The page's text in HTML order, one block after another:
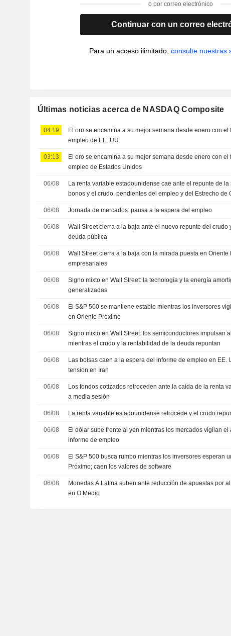
o por correo electrónico
Continuar con un correo
Para un acceso ilimitado, consulte nuestras
Últimas noticias acerca de NASDAQ Composite
04:19
El oro se encamina a su mejor semana desde enero con el
empleo de EE. UU.
03:13
El oro se encamina a su mejor semana desde enero con el
empleo de Estados Unidos
06/08
La renta variable estadounidense cae ante el repunte de
bonos y el crudo, pendientes del empleo y del Estrecho de
06/08 Jornada de mercados: pausa a la espera del empleo
06/08
Wall Street cierra a la baja ante el nuevo repunte del crudo
deuda pública
06/08
Wall Street cierra a la baja con la mirada puesta en
empresariales
06/08
Signo mixto en Wall Street: la tecnología y la energía
generalizadas
06/08
El S&P 500 se mantiene estable mientras los inversores
en Oriente Próximo
06/08
Signo mixto en Wall Street: los semiconductores impulsan
mientras el crudo y la rentabilidad de la deuda repuntan
06/08
Las bolsas caen a la espera del informe de empleo en EE.
tension en Iran
06/08
Los fondos cotizados retroceden ante la caída de la renta
a media sesión
06/08 La renta variable estadounidense retrocede y el crudo
06/08
El dólar sube frente al yen mientras los mercados vigilan el
informe de empleo
06/08
El S&P 500 busca rumbo mientras los inversores esperan
Próximo; caen los valores de software
06/08
Monedas A.Latina suben ante reducción de apuestas por
en O.Medio